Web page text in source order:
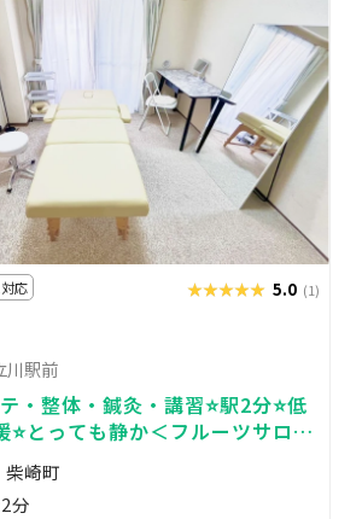
応 ★★★★★
★★★★★ 5.0 (1)
川駅前
・整体・鍼灸・講習⭐️駅2分⭐️低
⭐️とっても静か＜フルーツサロン
柴崎町
分